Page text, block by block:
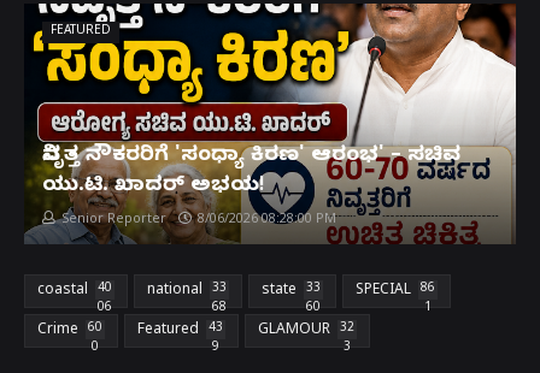
FEATURED
ನಿವೃತ್ತ ನೌಕರರಿಗೆ 'ಸಂಧ್ಯಾ ಕಿರಣ' ಆರಂಭ' – ಸಚಿವ
ಯು.ಟಿ. ಖಾದರ್ ಅಭಯ!
Senior Reporter 8/06/2026 08:28:00 PM
coastal
40
06
national
33
68
state
33
60
SPECIAL
86
1
Crime
60
0
Featured
43
9
GLAMOUR
32
3